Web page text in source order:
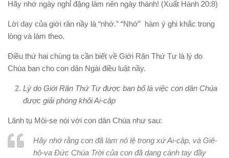
Hãy nhớ ngày nghỉ đặng làm nên ngày thánh! (Xuất Hành 20:8)
Lời dạy của giới răn nầy là “nhớ.” “Nhớ” hàm ý ghi khắc trong
lòng và làm theo.
Điều thứ hai chúng ta cần biết về Giới Răn Thứ Tư là lý do
Chúa ban cho con dân Ngài điều luật nầy.
Lý do Giới Răn Thứ Tư được ban bố là việc con dân Chúa
được giải phóng khỏi Ai-cập
Lãnh tụ Môi-se nói với con dân Chúa như sau:
Hãy nhớ rằng con đã làm nô lệ trong xứ Ai-cập, và Giê-
hô-va Đức Chúa Trời của con đã dang cánh tay đầy